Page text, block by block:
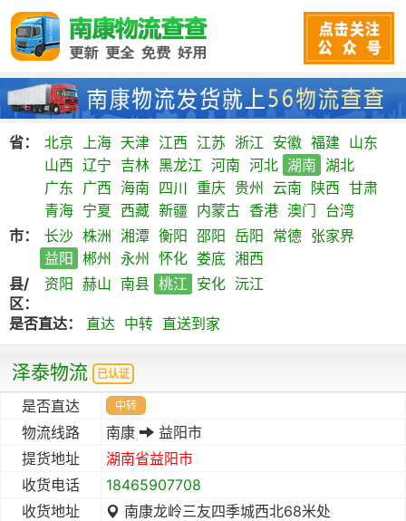
省： 北京 上海 天津 江西 江苏 浙江 安徽 福建 山东
山西 辽宁 吉林 黑龙江 河南 河北 湖南 湖北
广东 广西 海南 四川 重庆 贵州 云南 陕西 甘肃
青海 宁夏 西藏 新疆 内蒙古 香港 澳门 台湾
市：
长沙 株洲 湘潭 衡阳 邵阳 岳阳 常德 张家界
益阳 郴州 永州 怀化 娄底 湘西
县/
区：
资阳 赫山 南县 桃江 安化 沅江
是否直达： 直达 中转 直送到家
泽泰物流 已认证
是否直达 中转
物流线路 南康
益阳市
提货地址
湖南省益阳市
收货电话
18465907708
收货地址
南康龙岭三友四季城西北68米处